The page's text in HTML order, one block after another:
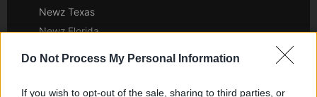
Do Not Process My Personal Information
If you wish to opt-out of the sale, sharing to third parties, or
Newz Texas
Newz Florida
Newz Illinois